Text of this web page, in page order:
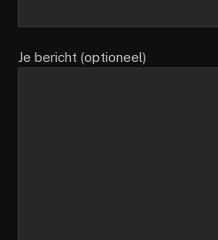
Je bericht (optioneel)